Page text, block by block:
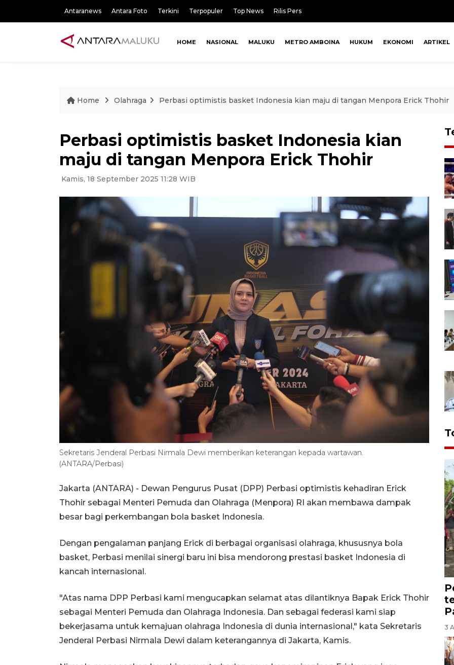
Antaranews Antara Foto Terkini Terpopuler Top News Rilis Pers
HOME NASIONAL MALUKU METRO AMBOINA HUKUM EKONOMI ARTIKEL
Home Olahraga Perbasi optimistis basket Indonesia kian maju di tangan Menpora Erick Thohir
Perbasi optimistis basket Indonesia kian
maju di tangan Menpora Erick Thohir
Kamis, 18 September 2025 11:28 WIB
Sekretaris Jenderal Perbasi Nirmala Dewi memberikan keterangan kepada wartawan.
(ANTARA/Perbasi)
Jakarta (ANTARA) - Dewan Pengurus Pusat (DPP) Perbasi optimistis kehadiran Erick
Thohir sebagai Menteri Pemuda dan Olahraga (Menpora) RI akan membawa dampak
besar bagi perkembangan bola basket Indonesia.
Dengan pengalaman panjang Erick di berbagai organisasi olahraga, khususnya bola
basket, Perbasi menilai sinergi baru ini bisa mendorong prestasi basket Indonesia di
kancah internasional.
"Atas nama DPP Perbasi kami mengucapkan selamat atas dilantiknya Bapak Erick Thohir
sebagai Menteri Pemuda dan Olahraga Indonesia. Dan sebagai federasi kami siap
bekerjasama untuk kemajuan olahraga Indonesia di dunia internasional," kata Sekretaris
Jenderal Perbasi Nirmala Dewi dalam keterangannya di Jakarta, Kamis.
3